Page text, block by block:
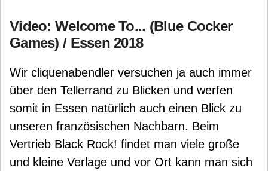
Video: Welcome To... (Blue Cocker
Games) / Essen 2018
Wir cliquenabendler versuchen ja auch immer
über den Tellerrand zu Blicken und werfen
somit in Essen natürlich auch einen Blick zu
unseren französischen Nachbarn. Beim
Vertrieb Black Rock! findet man viele große
und kleine Verlage und vor Ort kann man sich